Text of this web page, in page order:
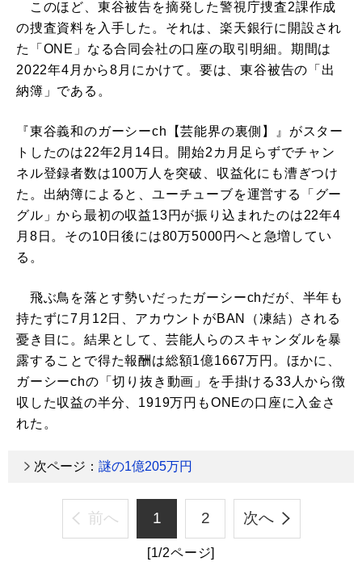
このほど、東谷被告を摘発した警視庁捜査2課作成
の捜査資料を入手した。それは、楽天銀行に開設され
た「ONE」なる合同会社の口座の取引明細。期間は
2022年4月から8月にかけて。要は、東谷被告の「出
納簿」である。
『東谷義和のガーシーch【芸能界の裏側】』がスター
トしたのは22年2月14日。開始2カ月足らずでチャン
ネル登録者数は100万人を突破、収益化にも漕ぎつけ
た。出納簿によると、ユーチューブを運営する「グー
グル」から最初の収益13円が振り込まれたのは22年4
月8日。その10日後には80万5000円へと急増してい
る。
飛ぶ鳥を落とす勢いだったガーシーchだが、半年も
持たずに7月12日、アカウントがBAN（凍結）される
憂き目に。結果として、芸能人らのスキャンダルを暴
露することで得た報酬は総額1億1667万円。ほかに、
ガーシーchの「切り抜き動画」を手掛ける33人から徴
収した収益の半分、1919万円もONEの口座に入金さ
れた。
次ページ： 謎の1億205万円
前へ 1 2 次へ
[1/2ページ]